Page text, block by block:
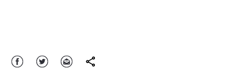
Facebook Twitter Correo comparte